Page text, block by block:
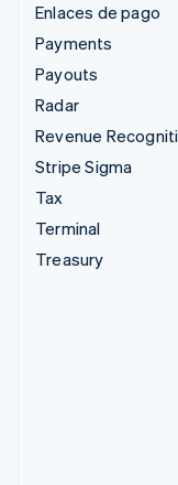
Enlaces de pago
Payments
Payouts
Radar
Revenue
Stripe Sigma
Tax
Terminal
Treasury